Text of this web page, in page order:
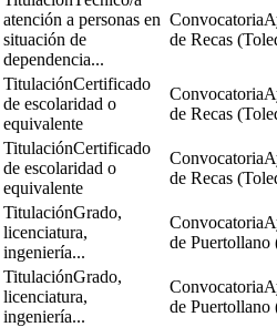
atención a personas en
situación de
dependencia...
de Recas
Certificado
de escolaridad o
equivalente
de Recas
Certificado
de escolaridad o
equivalente
de Recas
Grado,
licenciatura,
ingeniería...
de Puertollano
Grado,
licenciatura,
ingeniería...
de Puertollano